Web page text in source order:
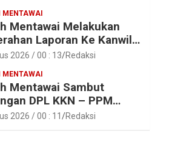
MENTAWAI
Mentawai Melakukan
Laporan Ke Kanwil
ATR/BPN RI Sumbar
2026 / 00 : 13 Redaksi
MENTAWAI
Mentawai Sambut
DPL KKN – PPM
2026 / 00 : 11 Redaksi